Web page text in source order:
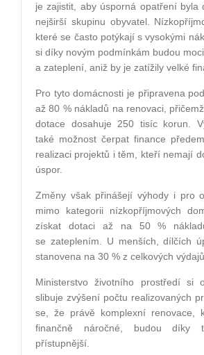
je zajistit, aby úsporná opatření byla
nejširší skupinu obyvatel.
které se často potýkají s vysokými
si díky novým podmínkám budou
a zateplení, aniž by je zatížily velké
Pro tyto domácnosti je připravena
až 80 % nákladů na renovaci,
dotace dosahuje 250 tisíc korun.
také možnost čerpat finance
realizaci projektů i těm, kteří nemají
úspor.
Změny však přinášejí výhody i pro
mimo kategorii nízkopříjmových
získat dotaci až na 50 %
se zateplením. U menších, dílčích
stanovena na 30 % z celkových výdajů.
Ministerstvo životního prostředí si
slibuje zvýšení počtu realizovaných
se, že právě komplexní renovace,
finančně náročné, budou díky
přístupnější.